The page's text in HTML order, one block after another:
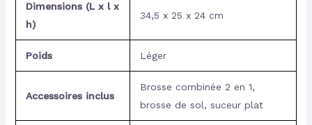
Dimensions (L x l x
h)
34,5 x 25 x 24 cm
Poids Léger
Accessoires inclus
Brosse combinée 2 en 1,
brosse de sol, suceur plat